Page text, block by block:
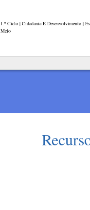
1.º Ciclo | Cidadania E Desenvolvimento |
Meio